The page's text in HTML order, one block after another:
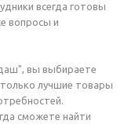
всегда готовы
вопросы и
вы выбираете
лучшие товары
сможете найти